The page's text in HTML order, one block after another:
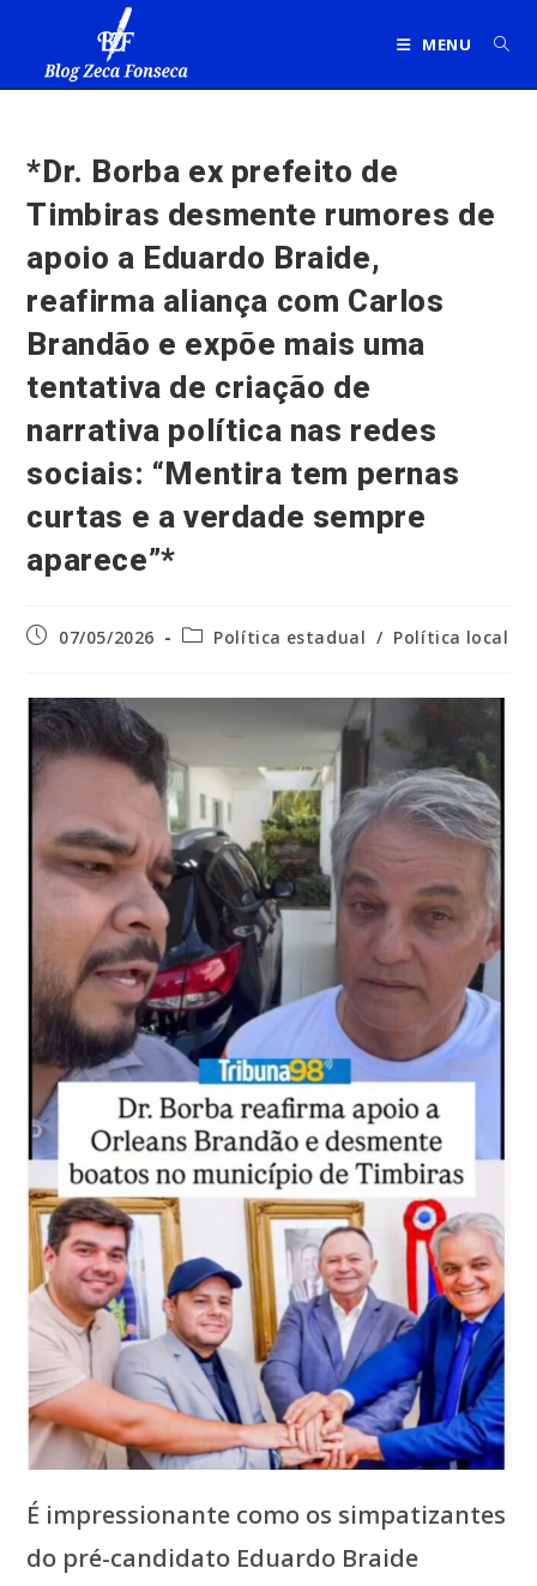
MENU
*Dr. Borba ex prefeito de
Timbiras desmente rumores de
apoio a Eduardo Braide,
reafirma aliança com Carlos
Brandão e expõe mais uma
tentativa de criação de
narrativa política nas redes
sociais: “Mentira tem pernas
curtas e a verdade sempre
aparece”*
Post07/05/2026
Categoria
Política estadual / Política local
É impressionante como os simpatizantes
do pré-candidato Eduardo Braide